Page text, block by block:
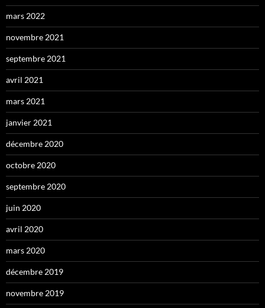
mars 2022
novembre 2021
septembre 2021
avril 2021
mars 2021
janvier 2021
décembre 2020
octobre 2020
septembre 2020
juin 2020
avril 2020
mars 2020
décembre 2019
novembre 2019